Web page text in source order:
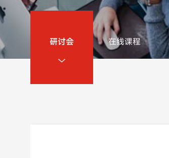
研讨会

在线课程